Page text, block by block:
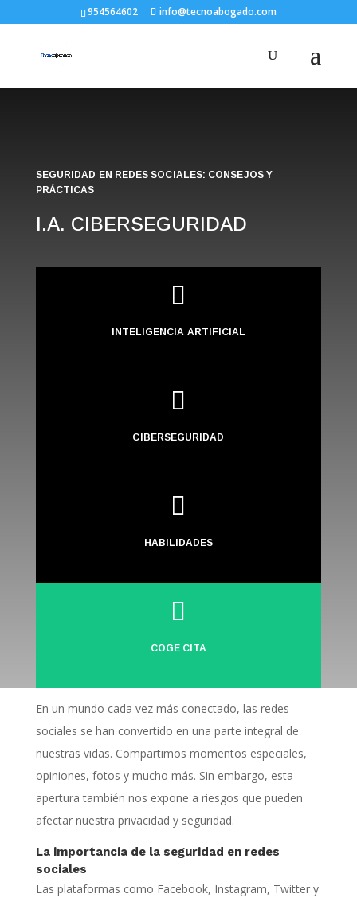
954564602 info@tecnoabogado.com
SEGURIDAD EN REDES SOCIALES: CONSEJOS Y
PRÁCTICAS
I.A. CIBERSEGURIDAD

INTELIGENCIA ARTIFICIAL

CIBERSEGURIDAD

HABILIDADES

COGE CITA
En un mundo cada vez más conectado, las redes
sociales se han convertido en una parte integral de
nuestras vidas. Compartimos momentos especiales,
opiniones, fotos y mucho más. Sin embargo, esta
apertura también nos expone a riesgos que pueden
afectar nuestra privacidad y seguridad.
La importancia de la seguridad en redes
sociales
Las plataformas como Facebook, Instagram, Twitter y